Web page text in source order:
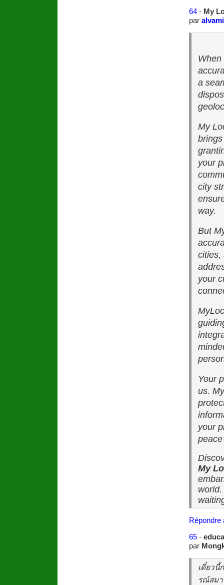
64- My
par
When
a
My
your
city
way.
But
cities,
your
Your
us.
your
My
Répondre
65-
par
เดี๋ยวนี้
รณ์สมา